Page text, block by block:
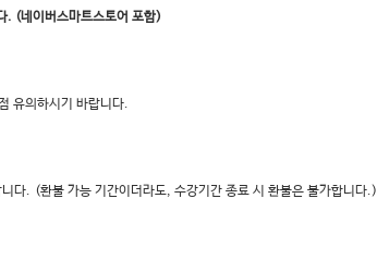
. (네이버스마트스토어 포함)
유의하시기 바랍니다.
다. (환불 가능 기간이더라도, 수강기간 종료 시 환불은 불가합니다.)